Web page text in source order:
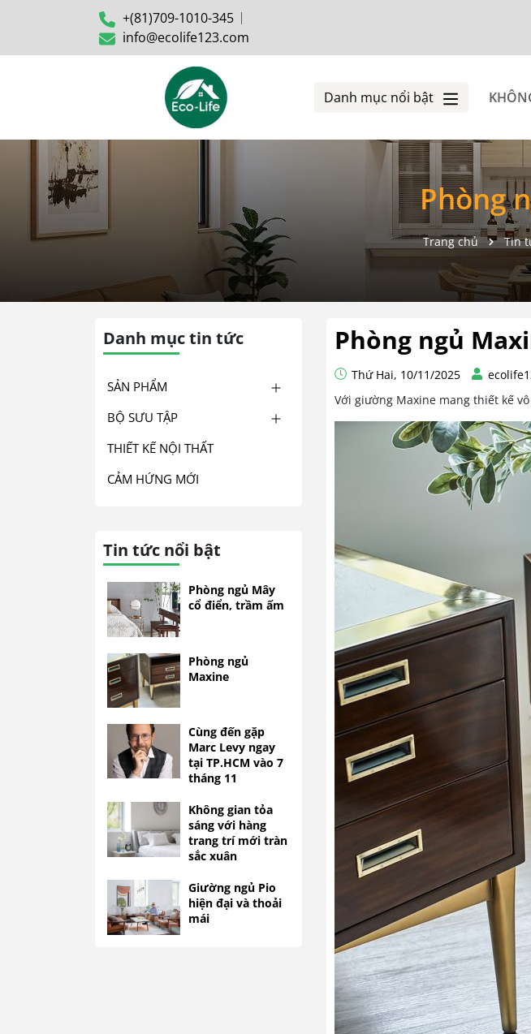
+(81)709-1010-345
info@ecolife123.com
Danh mục nổi bật
Phòng
Trang chủ Tin
Phòng ngủ
Thứ Hai, 10/11/2025
Với giường Maxine mang thiết kế
Danh mục tin tức
SẢN PHẨM
BỘ SƯU TẬP
THIẾT KẾ NỘI THẤT
CẢM HỨNG MỚI
Tin tức nổi bật
Phòng ngủ Mây
cổ điển, trầm ấm
Phòng ngủ
Maxine
Cùng đến gặp
Marc Levy ngay
tại TP.HCM vào 7
tháng 11
Không gian tỏa
sáng với hàng
trang trí mới tràn
sắc xuân
Giường ngủ Pio
hiện đại và thoải
mái